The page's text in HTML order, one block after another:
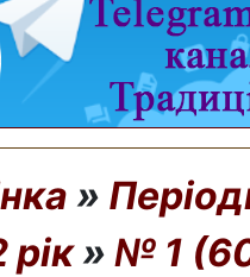
»
рік» № 1